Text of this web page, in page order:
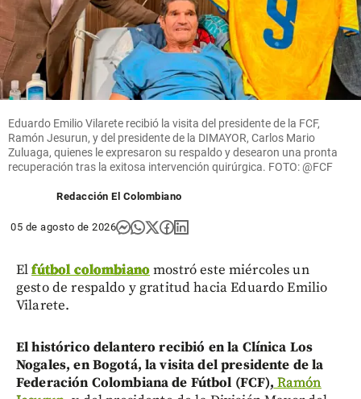
Eduardo Emilio Vilarete recibió la visita del presidente de la FCF,
Ramón Jesurun, y del presidente de la DIMAYOR, Carlos Mario
Zuluaga, quienes le expresaron su respaldo y desearon una pronta
recuperación tras la exitosa intervención quirúrgica. FOTO: @FCF
Redacción El Colombiano
05 de agosto de 2026
Elfútbol colombianomostró este miércoles un
gesto de respaldo y gratitud hacia Eduardo Emilio
Vilarete.
El histórico delantero recibió en la Clínica Los
Nogales, en Bogotá, la visita del presidente de la
Federación Colombiana de Fútbol (FCF), Ramón